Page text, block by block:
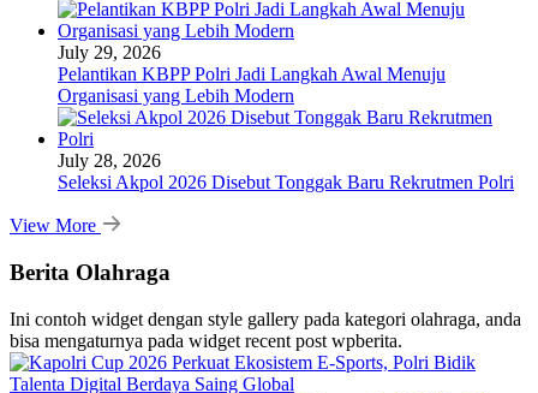
July 29, 2026
Pelantikan KBPP Polri Jadi Langkah Awal Menuju
Organisasi yang Lebih Modern
July 28, 2026
Seleksi Akpol 2026 Disebut Tonggak Baru Rekrutmen Polri
View More
Berita Olahraga
Ini contoh widget dengan style gallery pada kategori olahraga, anda
bisa mengaturnya pada widget recent post wpberita.